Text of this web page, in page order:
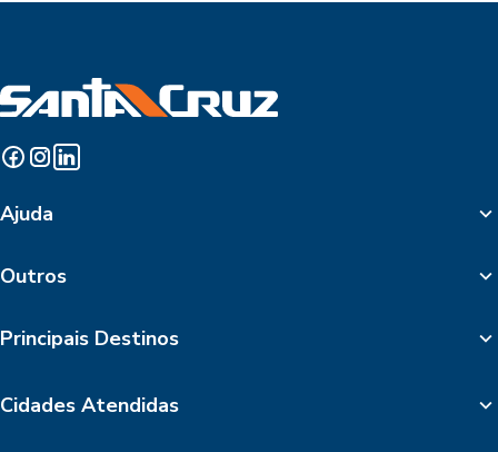
Ajuda
Outros
Principais Destinos
Cidades Atendidas